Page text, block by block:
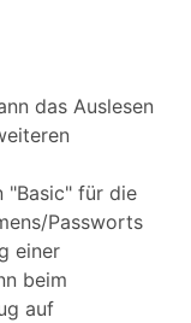
das Auslesen
"Basic" für die
Passworts
einer
beim
auf